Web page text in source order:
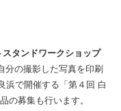
タンドワークショップ
分の撮影した写真を印刷
浜で開催する「第４回 白
の募集も行います。